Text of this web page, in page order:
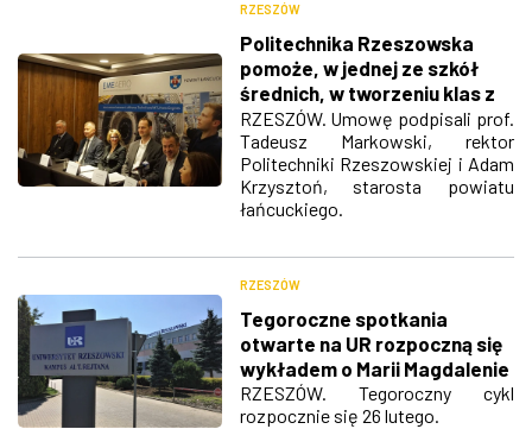
RZESZÓW
Politechnika Rzeszowska
pomoże, w jednej ze szkół
średnich, w tworzeniu klas z
branży lotniczej
RZESZÓW. Umowę podpisali prof.
Tadeusz Markowski, rektor
Politechniki Rzeszowskiej i Adam
Krzysztoń, starosta powiatu
łańcuckiego.
RZESZÓW
Tegoroczne spotkania
otwarte na UR rozpoczną się
wykładem o Marii Magdalenie
RZESZÓW. Tegoroczny cykl
rozpocznie się 26 lutego.